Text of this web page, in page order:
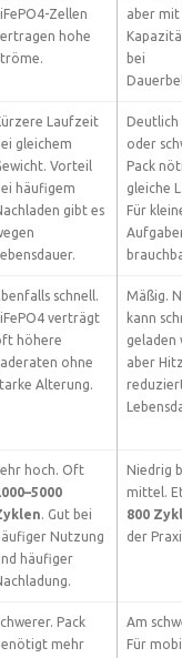
Zellen
hohe
aber mit
bei
Laufzeit
gleichem
Vorteil
häufigem
gibt es
Deutlich
oder
Pack
gleiche
Für
schnell.
verträgt
höhere
ohne
Alterung.
Mäßig.
kann
geladen
aber
hoch. Oft
. Gut bei
Nutzung
häufiger
Niedrig
mittel.
800
der
Pack
mehr
Am
Für